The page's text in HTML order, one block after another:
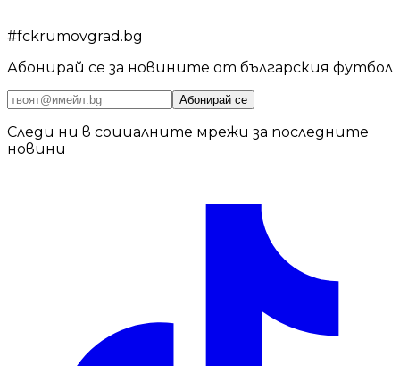
#fckrumovgrad.bg
Абонирай се за новините от българския футбол
Абонирай се
Следи ни в социалните мрежи за последните
новини